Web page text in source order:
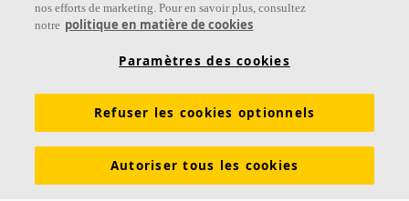
Liens
Connaissances sur l'acoustique Produits
Couleurs et revêtements
nos efforts de marketing. Pour en savoir plus, consultez
notre politique en matière de cookies
Paramètres des cookies
Refuser les cookies optionnels
Autoriser tous les cookies